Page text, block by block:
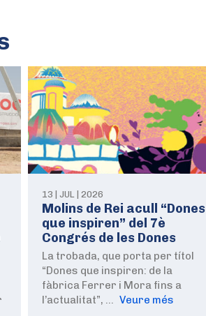
13 | JUL | 2026
Molins de Rei acull “Dones
que inspiren” del 7è
Congrés de les Dones
La trobada, que porta per títol
“Dones que inspiren: de la
fàbrica Ferrer i Mora fins a
l’actualitat”, … Veure més